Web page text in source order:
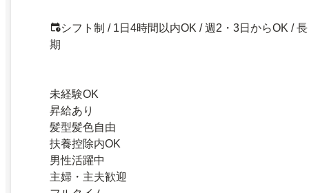
シフト制 / 1日4時間以内OK / 週2・3日からOK / 長
期
未経験OK
昇給あり
髪型髪色自由
扶養控除内OK
男性活躍中
主婦・主夫歓迎